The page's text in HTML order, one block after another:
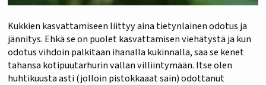
Kukkien kasvattamiseen liittyy aina tietynlainen odotus ja
jännitys. Ehkä se on puolet kasvattamisen viehätystä ja kun
odotus vihdoin palkitaan ihanalla kukinnalla, saa se kenet
tahansa kotipuutarhurin vallan villiintymään. Itse olen
huhtikuusta asti (jolloin pistokkaaat sain) odottanut